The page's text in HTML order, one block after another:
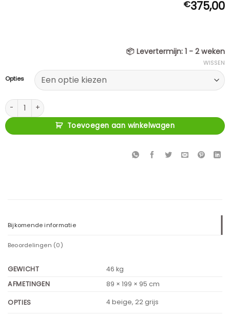
€375,00
📦 Levertermijn: 1 - 2 weken
Opties
WISSEN
Slaapbank Sivas Stof Ote Family aantal
Toevoegen aan winkelwagen
Bijkomende informatie
Beoordelingen (0)
GEWICHT
46 kg
AFMETINGEN
89 × 199 × 95 cm
OPTIES 4 beige, 22 grijs